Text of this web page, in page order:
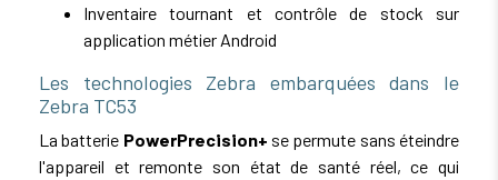
Inventaire tournant et contrôle de stock sur
application métier Android
Les technologies Zebra embarquées dans le
Zebra TC53
La batterie PowerPrecision+ se permute sans éteindre
l'appareil et remonte son état de santé réel, ce qui